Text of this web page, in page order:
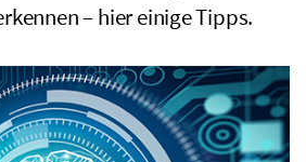
– hier einige Tipps.